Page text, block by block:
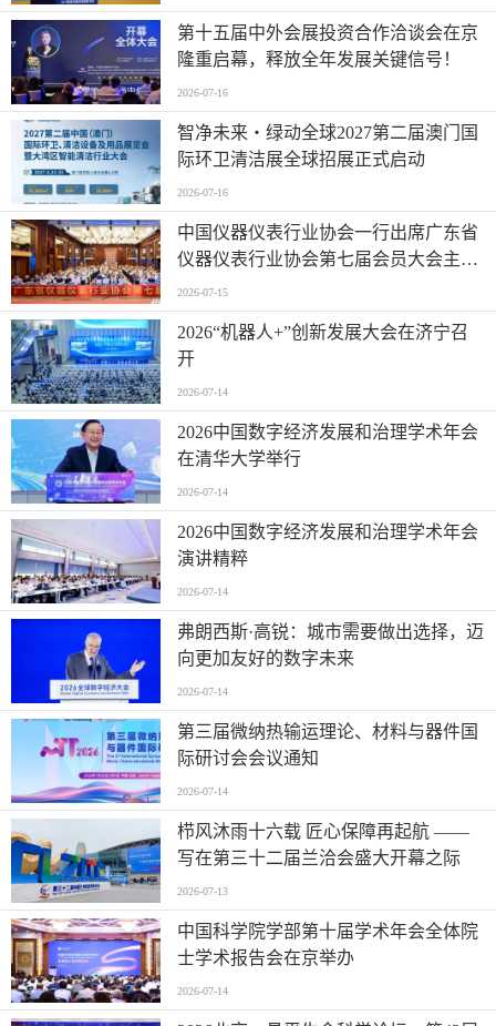
第十五届中外会展投资合作洽谈会在京
隆重启幕，释放全年发展关键信号！
2026-07-16
智净未来・绿动全球2027第二届澳门国
际环卫清洁展全球招展正式启动
2026-07-16
中国仪器仪表行业协会一行出席广东省
仪器仪表行业协会第七届会员大会主题
活动并进行走访交流
2026-07-15
2026“机器人+”创新发展大会在济宁召
开
2026-07-14
2026中国数字经济发展和治理学术年会
在清华大学举行
2026-07-14
2026中国数字经济发展和治理学术年会
演讲精粹
2026-07-14
弗朗西斯·高锐：城市需要做出选择，迈
向更加友好的数字未来
2026-07-14
第三届微纳热输运理论、材料与器件国
际研讨会会议通知
2026-07-14
栉风沐雨十六载 匠心保障再起航 ——
写在第三十二届兰洽会盛大开幕之际
2026-07-13
中国科学院学部第十届学术年会全体院
士学术报告会在京举办
2026-07-14